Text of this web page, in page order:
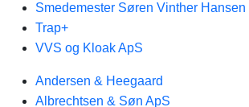
Smedemester Søren Vinther Hansen
Trap+
VVS og Kloak ApS
Andersen & Heegaard
Albrechtsen & Søn ApS